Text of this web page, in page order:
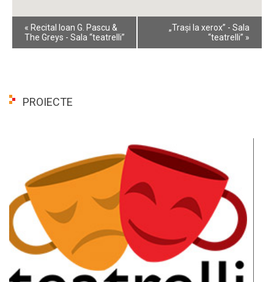
Event
Navigation
« Recital Ioan G. Pascu &
The Greys - Sala “teatrelli”
„Trași la xerox” - Sala
“teatrelli” »
PROIECTE